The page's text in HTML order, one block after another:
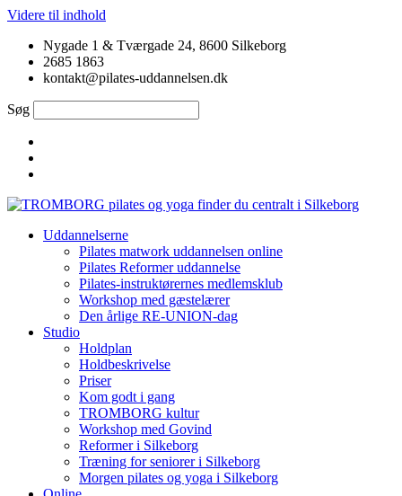
Videre til indhold
Nygade 1 & Tværgade 24, 8600 Silkeborg
2685 1863
kontakt@pilates-uddannelsen.dk
Søg
Uddannelserne
Pilates matwork uddannelsen online
Pilates Reformer uddannelse
Pilates-instruktørernes medlemsklub
Workshop med gæstelærer
Den årlige RE-UNION-dag
Studio
Holdplan
Holdbeskrivelse
Priser
Kom godt i gang
TROMBORG kultur
Workshop med Govind
Reformer i Silkeborg
Træning for seniorer i Silkeborg
Morgen pilates og yoga i Silkeborg